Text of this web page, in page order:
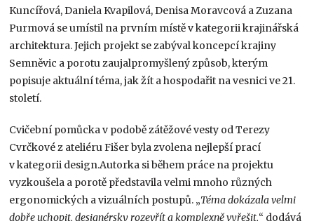
Kuncířová, Daniela Kvapilová, Denisa Moravcová a Zuzana
Purmová se umístil na prvním místě v kategorii krajinářská
architektura. Jejich projekt se zabýval koncepcí krajiny
Semněvic a porotu zaujalpromyšlený způsob, kterým
popisuje aktuální téma, jak žít a hospodařit na vesnici ve 21.
století.
Cvičební pomůcka v podobě zátěžové vesty od Terezy
Cvrčkové z ateliéru Fišer byla zvolena nejlepší prací
v kategorii design.Autorka si během práce na projektu
vyzkoušela a porotě představila velmi mnoho různých
ergonomických a vizuálních postupů. „Téma dokázala velmi
dobře uchopit, designérsky rozevřít a komplexně vyřešit,“ dodává